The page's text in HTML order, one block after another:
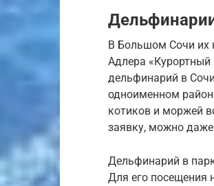
В Большом Сочи их
Адлера «Курортный
дельфинарий в
одноименном
котиков и моржей
заявку, можно
Дельфинарий в
Для его посещения